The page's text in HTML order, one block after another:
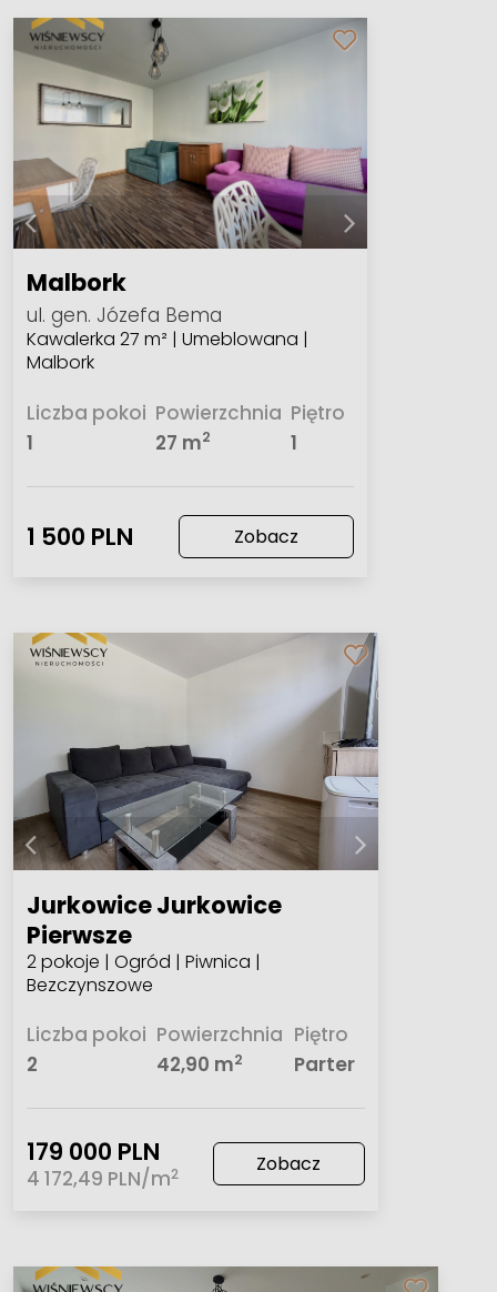
Malbork
ul. gen. Józefa Bema
Kawalerka 27 m² | Umeblowana |
Malbork
Liczba pokoi
1
Powierzchnia
27 m2
Piętro
1
1 500 PLN Zobacz
Jurkowice Jurkowice
Pierwsze
2 pokoje | Ogród | Piwnica |
Bezczynszowe
Liczba pokoi
2
Powierzchnia
42,90 m2
Piętro
Parter
179 000 PLN
4 172,49 PLN/m2 Zobacz